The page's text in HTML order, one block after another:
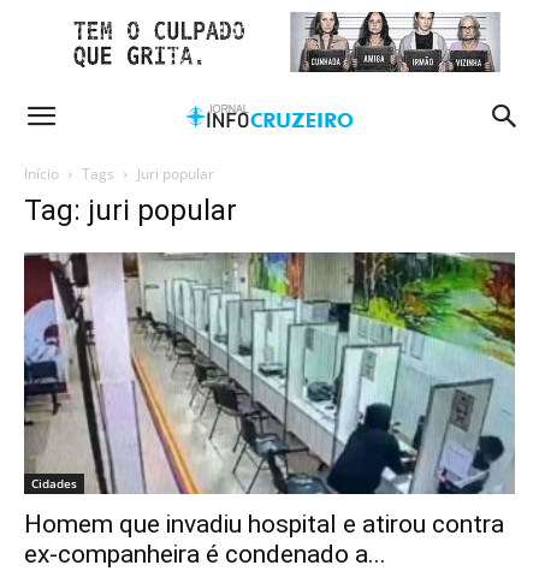
Início Tags Juri popular
Tag: juri popular
Cidades
Homem que invadiu hospital e atirou contra
ex-companheira é condenado a...